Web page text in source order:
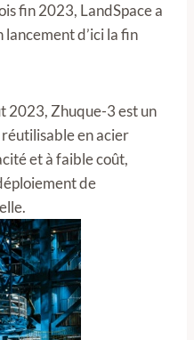
fin 2023, LandSpace a
d’ici la fin
2023, Zhuque-3 est un
en acier
et à faible coût,
de